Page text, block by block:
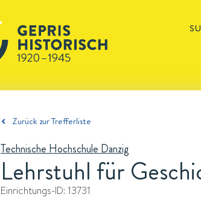
Zurück zur Trefferliste
Technische Hochschule Danzig
Lehrstuhl für
Einrichtungs-ID: 13731